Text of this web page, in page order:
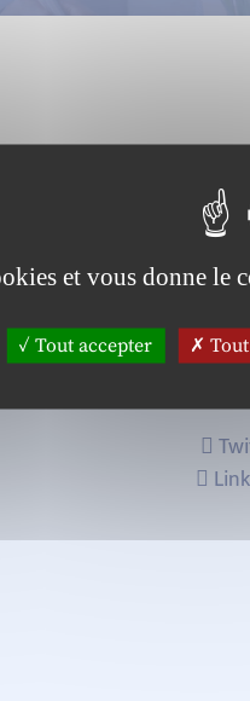
Université de
et vous donne le
Tout accepter